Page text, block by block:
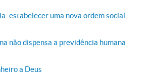
estabelecer uma nova ordem social
não dispensa a previdência humana
a Deus